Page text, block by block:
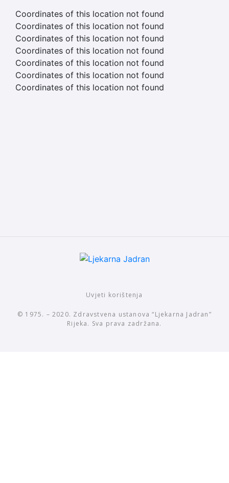
Coordinates of this location not found
Coordinates of this location not found
Coordinates of this location not found
Coordinates of this location not found
Coordinates of this location not found
Coordinates of this location not found
Coordinates of this location not found
Uvjeti korištenja
© 1975. – 2020. Zdravstvena ustanova “Ljekarna Jadran”
Rijeka. Sva prava zadržana.